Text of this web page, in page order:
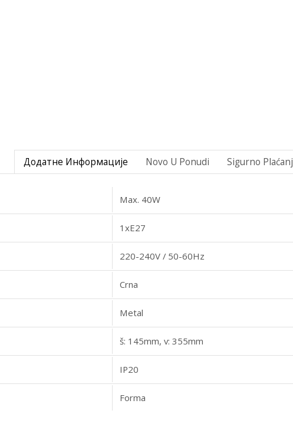
Додатне Информације Novo U Ponudi Sigurno
Max. 40W
1xE27
220-240V / 50-60Hz
Crna
Metal
š: 145mm, v: 355mm
IP20
Forma